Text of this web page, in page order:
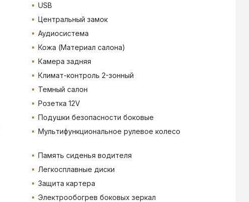
USB
Центральный замок
Аудиосистема
Кожа (Материал салона)
Камера задняя
Климат-контроль 2-зонный
Темный салон
Розетка 12V
Подушки безопасности боковые
Мультифункциональное рулевое колесо
Память сиденья водителя
Легкосплавные диски
Защита картера
Электрообогрев боковых зеркал